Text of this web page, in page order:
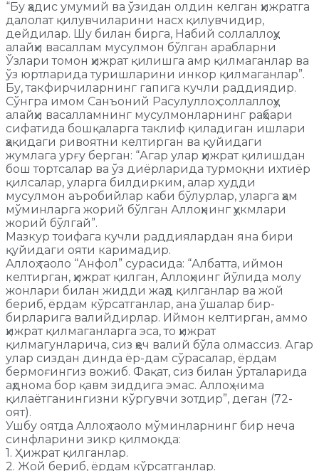
“Бу ҳадис умумий ва ўзидан олдин келган ҳижратга
далолат қилувчиларини насх қилувчидир,
дейдилар. Шу билан бирга, Набий соллаллоҳу
алайҳи васаллам мусулмон бўлган арабларни
Ўзлари томон ҳижрат қилишга амр қилмаганлар ва
ўз юртларида туришларини инкор қилмаганлар”.
Бу, такфирчиларнинг гапига кучли раддиядир.
Сўнгра имом Санъоний Расулуллоҳ соллаллоҳу
алайҳи васалламнинг мусулмонларнинг раҳбари
сифатида бошқаларга таклиф қиладиган ишлари
ҳақидаги ривоятни келтирган ва қуйидаги
жумлага урғу берган: “Агар улар ҳижрат қилишдан
бош тортсалар ва ўз диёрларида турмоқни ихтиёр
қилсалар, уларга билдирким, алар худди
мусулмон аъробийлар каби бўлурлар, уларга ҳам
мўминларга жорий бўлган Аллоҳнинг ҳукмлари
жорий бўлгай”.
Мазкур тоифага кучли раддиялардан яна бири
қуйидаги ояти каримадир.
Аллоҳ таоло “Анфол” сурасида: “Албатта, иймон
келтирган, ҳижрат қилган, Аллоҳнинг йўлида молу
жонлари билан жидди жаҳд қилганлар ва жой
бериб, ёрдам кўрсатганлар, ана ўшалар бир-
бирларига валийдирлар. Иймон келтирган, аммо
ҳижрат қилмаганларга эса, то ҳижрат
қилмагунларича, сиз ҳеч валий бўла олмассиз. Агар
улар сиздан динда ёр-дам сўрасалар, ёрдам
бермоғингиз вожиб. Фақат, сиз билан ўрталарида
аҳднома бор қавм зиддига эмас. Аллоҳ нима
қилаётганингизни кўргувчи зотдир”, деган (72-
оят).
Ушбу оятда Аллоҳ таоло мўминларнинг бир неча
синфларини зикр қилмоқда:
1. Ҳижрат қилганлар.
2. Жой бериб, ёрдам кўрсатганлар.